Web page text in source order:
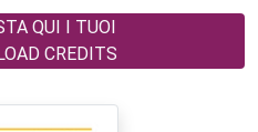
QUI I TUOI
CREDITS